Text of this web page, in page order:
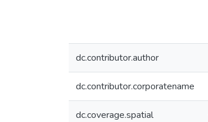
dc.contributor.author
dc.contributor.corporatename
dc.coverage.spatial